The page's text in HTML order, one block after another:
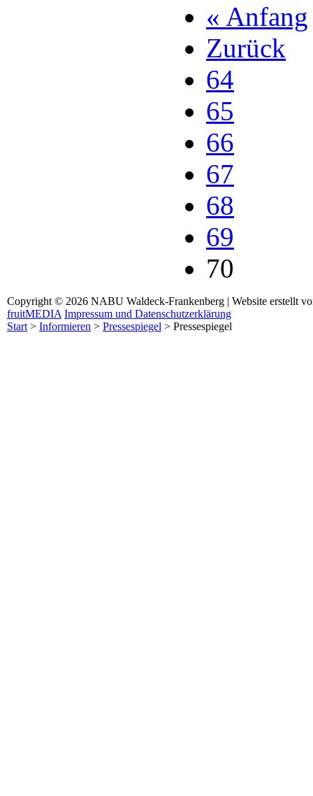
« Anfang
Zurück
64
65
66
67
68
69
70
Copyright © 2026 NABU Waldeck-Frankenberg | Website erstellt
fruitMEDIA Impressum und Datenschutzerklärung
Start > Informieren > Pressespiegel > Pressespiegel